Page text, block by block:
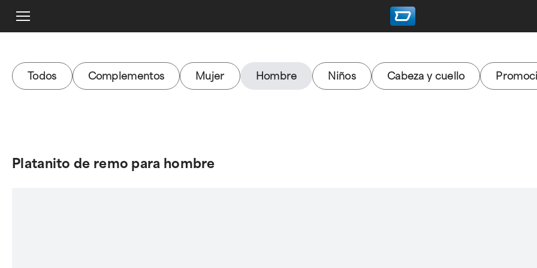
Todos Complementos Mujer Hombre Niños Cabeza y cuello
Platanito de remo para hombre